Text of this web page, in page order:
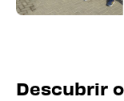
Descubrir